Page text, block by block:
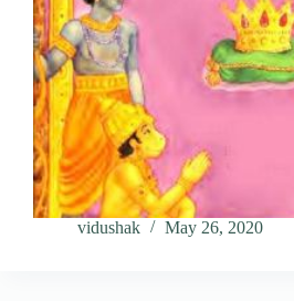
vidushak May 26, 2020